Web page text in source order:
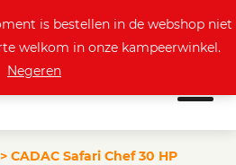
> CADAC Safari Chef 30 HP
is bestellen in de webshop niet
welkom in onze kampeerwinkel.
Negeren